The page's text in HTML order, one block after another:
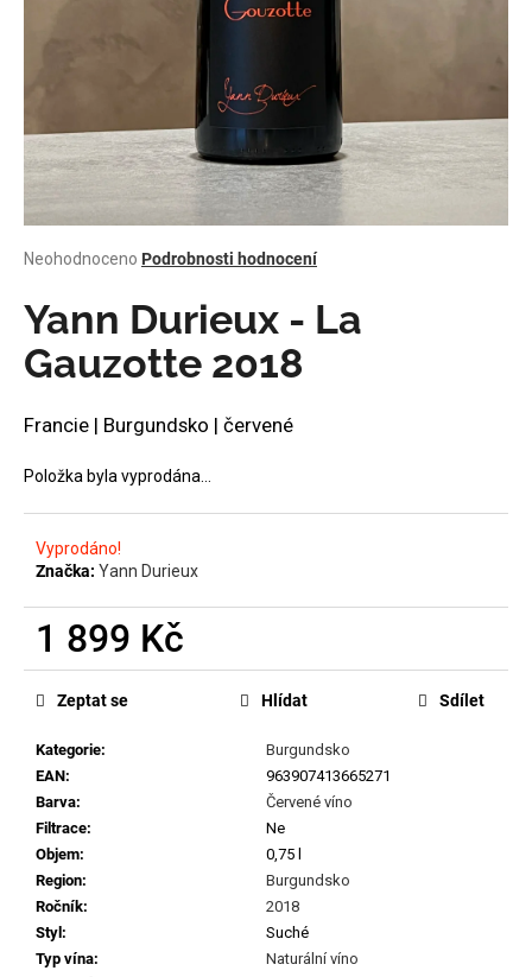
Průměrné
produktu
je
0,0
z
hvězdiček.
Neohodnoceno Podrobnosti hodnocení
Yann Durieux - La
Gauzotte 2018
Francie | Burgundsko | červené
Položka byla vyprodána…
Vyprodáno!
Značka: Yann Durieux
1 899 Kč
Měrná
cena:
Kategorie:
Burgundsko
EAN:
963907413665271
Barva:
Červené víno
Filtrace:
Ne
Objem:
0,75 l
Region:
Burgundsko
Ročník:
2018
Styl :
Suché
Typ vína:
Naturální víno
Zeptat se Hlídat Sdílet
?
D
p
r
u
č
u
e
m
e
MUSTER
GRAF
SAUVIGNON
2022
929
Kč